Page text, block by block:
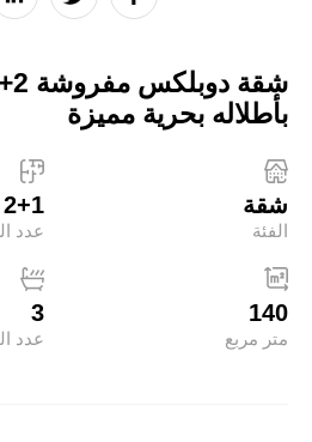
بأطلاله بحرية مميزة
شقة
الفئة
2+1
عدد
140
متر مربع
3
عدد